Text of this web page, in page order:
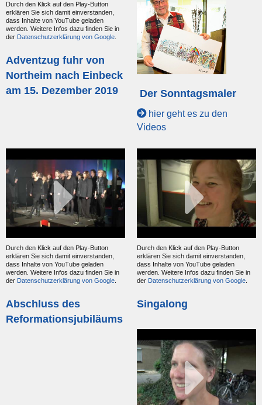
Durch den Klick auf den Play-Button
erklären Sie sich damit einverstanden,
dass Inhalte von YouTube geladen
werden. Weitere Infos dazu finden Sie in
der Datenschutzerklärung von Google.
Adventzug fuhr von
Northeim nach Einbeck
am 15. Dezember 2019
Der Sonntagsmaler
hier geht es zu den
Videos
Durch den Klick auf den Play-Button
erklären Sie sich damit einverstanden,
dass Inhalte von YouTube geladen
werden. Weitere Infos dazu finden Sie in
der Datenschutzerklärung von Google.
Abschluss des
Reformationsjubiläums
Durch den Klick auf den Play-Button
erklären Sie sich damit einverstanden,
dass Inhalte von YouTube geladen
werden. Weitere Infos dazu finden Sie in
der Datenschutzerklärung von Google.
Singalong